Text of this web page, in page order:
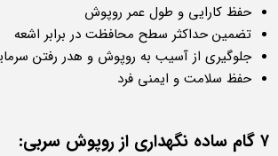
حفظ کارایی و طول عمر روپوش
تضمین حداکثر سطح محافظت در برابر اشعه
جلوگیری از آسیب به روپوش و هدر رفتن
حفظ سلامت و ایمنی فرد
۷ گام ساده نگهداری از روپوش سربی: